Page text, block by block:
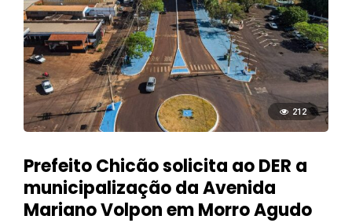
212
Prefeito Chicão solicita ao DER a
municipalização da Avenida
Mariano Volpon em Morro Agudo